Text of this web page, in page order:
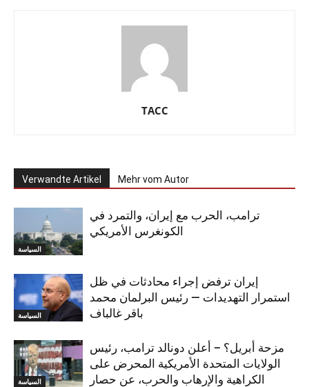
TACC
Verwandte Artikel Mehr vom Autor
السياسة
ترامب، الحرب مع إيران، والتمرد في
الكونغرس الأمريكي
السياسة
إيران ترفض إجراء محادثات في ظل
استمرار التهديدات — رئيس البرلمان محمد
باقر غالباف
السياسة
مزحة أبريل؟ – أعلن دونالد ترامب، رئيس
الولايات المتحدة الأمريكية المحرض على
الكراهية والإرهاب والحرب، عن حصار